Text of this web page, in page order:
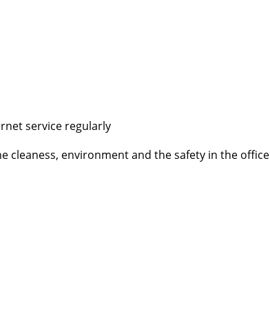
service regularly
environment and the safety in the office